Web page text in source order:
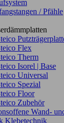
/ Pfähle
Flex
Therm
Isorel | Base
Universal
Spezial
Floor
Zubehör
Wand-
Klebetechnik